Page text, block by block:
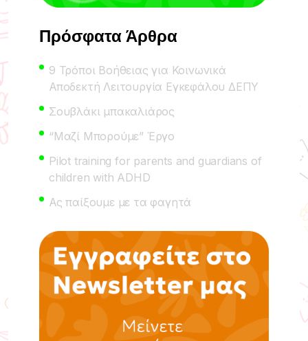
Πρόσφατα Άρθρα
9 Τρόποι Βοήθειας για Κοινωνικά
Αποδεκτή Λειτουργία Εγκεφάλου ΔΕΠΥ
Σουβλάκι μπακαλιάρος
“Μαζί Μπορούμε” Έργο
Pilot training for parents and guardians of
children with ADHD
Ας παίξουμε με τα φαγητά